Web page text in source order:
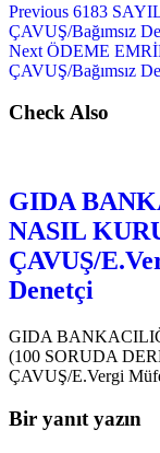
Previous 6183
ÇAVUŞ/Bağımsız
Next ÖDEME
ÇAVUŞ/Bağımsız
Check Also
GIDA
NASIL
ÇAVUŞ/
Denetçi
GIDA
(100 SORUDA
ÇAVUŞ/E.Vergi
Bir yanıt yazın